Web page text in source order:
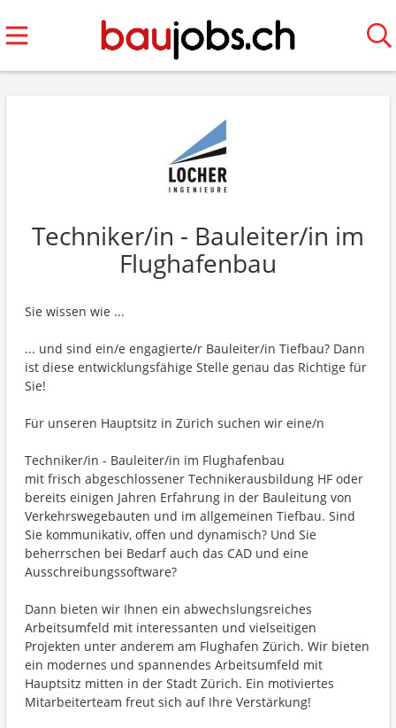
Techniker/in - Bauleiter/in im
Flughafenbau
Sie wissen wie ...
... und sind ein/e engagierte/r Bauleiter/in Tiefbau? Dann
ist diese entwicklungsfähige Stelle genau das Richtige für
Sie!
Für unseren Hauptsitz in Zürich suchen wir eine/n
Techniker/in - Bauleiter/in im Flughafenbau
mit frisch abgeschlossener Technikerausbildung HF oder
bereits einigen Jahren Erfahrung in der Bauleitung von
Verkehrswegebauten und im allgemeinen Tiefbau. Sind
Sie kommunikativ, offen und dynamisch? Und Sie
beherrschen bei Bedarf auch das CAD und eine
Ausschreibungssoftware?
Dann bieten wir Ihnen ein abwechslungsreiches
Arbeitsumfeld mit interessanten und vielseitigen
Projekten unter anderem am Flughafen Zürich. Wir bieten
ein modernes und spannendes Arbeitsumfeld mit
Hauptsitz mitten in der Stadt Zürich. Ein motiviertes
Mitarbeiterteam freut sich auf Ihre Verstärkung!